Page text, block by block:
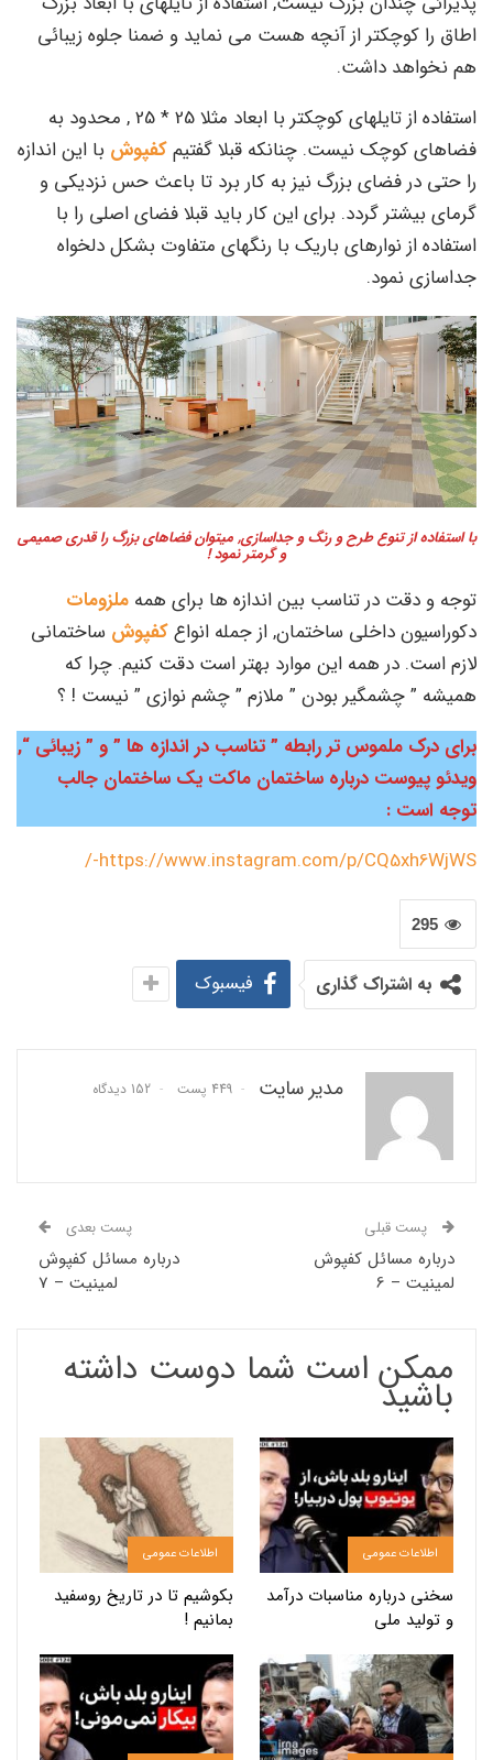
اطاق را کوچکتر از آنچه هست می نماید و ضمنا جلوه زیبائی
هم نخواهد داشت.
استفاده از تایلهای کوچکتر با ابعاد مثلا 25 * 25 , محدود به
فضاهای کوچک نیست. چنانکه قبلا گفتیمکفپوش با این اندازه
را حتی در فضای بزرگ نیز به کار برد تا باعث حس نزدیکی و
گرمای بیشتر گردد. برای این کار باید قبلا فضای اصلی را با
استفاده از نوارهای باریک با رنگهای متفاوت بشکل دلخواه
جداسازی نمود.
با استفاده از تنوع طرح و رنگ و جداسازی, میتوان فضاهای بزرگ را قدری صمیمی
و گرمتر نمود !
توجه و دقت در تناسب بین اندازه ها برای همه ملزومات
دکوراسیون داخلی ساختمان, از جمله انواعکفپوش ساختمانی
لازم است. در همه این موارد بهتر است دقت کنیم. چرا که
همیشه ” چشمگیر بودن ” ملازم ” چشم نوازی ” نیست ! ؟
برای درک ملموس تر رابطه ” تناسب در اندازه ها ” و ” زیبائی “,
ویدئو پیوست درباره ساختمان ماکت یک ساختمان جالب
توجه است :
https://www.instagram.com/p/CQ5xh6WjWS-/
295
به اشتراک گذاری فیسبوک
مدیر سایت 449 پست 152 دیدگاه
پست قبلی
درباره مسائل کفپوش
لمینیت – 6
پست بعدی
درباره مسائل کفپوش
لمینیت – 7
ممکن است شما دوست داشته
باشید
اطلاعات عمومی
سخنی درباره مناسبات درآمد
و تولید ملی
اطلاعات عمومی
بکوشیم تا در تاریخ روسفید
بمانیم !